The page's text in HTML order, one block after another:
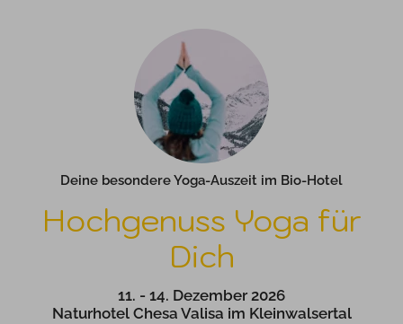
Deine besondere Yoga-Auszeit im Bio-Hotel
Hochgenuss Yoga für
Dich
11. - 14. Dezember 2026
Naturhotel Chesa Valisa im Kleinwalsertal